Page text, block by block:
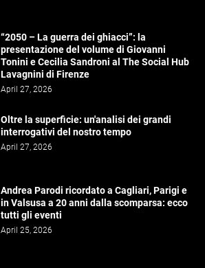
“2050 – La guerra dei ghiacci”: la
presentazione del volume di Giovanni
Tonini e Cecilia Sandroni al The Social Hub
Lavagnini di Firenze
April 27, 2026
Oltre la superficie: un'analisi dei grandi
interrogativi del nostro tempo
April 27, 2026
Andrea Parodi ricordato a Cagliari, Parigi e
in Valsusa a 20 anni dalla scomparsa: ecco
tutti gli eventi
April 25, 2026